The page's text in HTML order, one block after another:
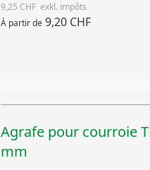
9,25 CHF
À partir de 9,20 CHF
Agrafe pour courroie
mm